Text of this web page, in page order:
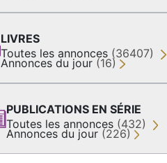
LIVRES
Toutes les annonces (36407)
Annonces du jour (16)
PUBLICATIONS EN SÉRIE
Toutes les annonces (432)
Annonces du jour (226)